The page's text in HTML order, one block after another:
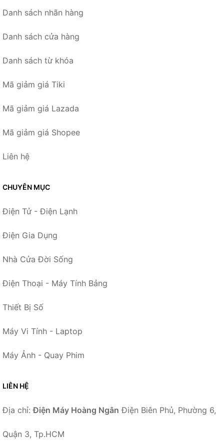
Danh sách nhãn hàng
Danh sách cửa hàng
Danh sách từ khóa
Mã giảm giá Tiki
Mã giảm giá Lazada
Mã giảm giá Shopee
Liên hệ
CHUYÊN MỤC
Điện Tử - Điện Lạnh
Điện Gia Dụng
Nhà Cửa Đời Sống
Điện Thoại - Máy Tính Bảng
Thiết Bị Số
Máy Vi Tính - Laptop
Máy Ảnh - Quay Phim
LIÊN HỆ
Địa chỉ:Điện Máy Hoàng Ngân Điện Biên Phủ, Phường 6,
Quận 3, Tp.HCM